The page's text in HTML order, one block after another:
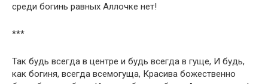
среди богинь равных Аллочке нет!
***
Так будь всегда в центре и будь всегда в гуще, И будь,
как богиня, всегда всемогуща, Красива божественно